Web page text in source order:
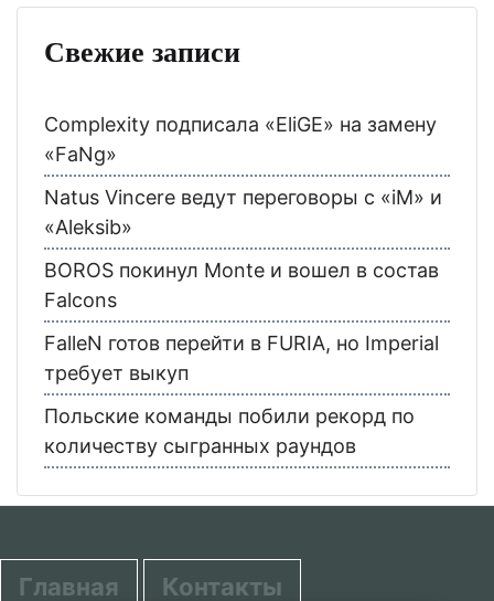
Свежие записи
Complexity подписала «EliGE» на замену
«FaNg»
Natus Vincere ведут переговоры с «iM» и
«Aleksib»
BOROS покинул Monte и вошел в состав
Falcons
FalleN готов перейти в FURIA, но Imperial
требует выкуп
Польские команды побили рекорд по
количеству сыгранных раундов
Главная Контакты